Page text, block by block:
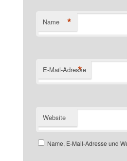
Name *
E-Mail-Adresse
*
Website
Name, E-Mail-Adresse und